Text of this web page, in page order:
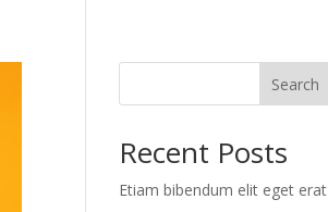
Search
Recent Posts
Etiam bibendum elit eget erat